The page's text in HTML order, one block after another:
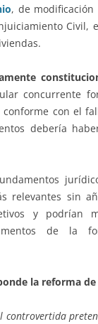
, de modificación
Civil,
concurrente
con el
debería
relevantes sin
y podrían
de la
la reforma de
controvertida